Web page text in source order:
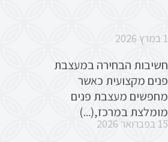
1 במרץ 2026
חשיבות הבחירה במעצבת
פנים מקצועית כאשר
מחפשים מעצבת פנים
מומלצת במרכז,(...)
15 בפברואר 2026